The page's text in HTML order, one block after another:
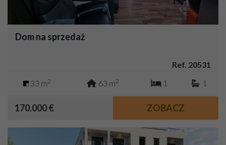
Dom na sprzedaż
Ref. 20531
33 m2 63 m2 1 1
170.000 € ZOBACZ